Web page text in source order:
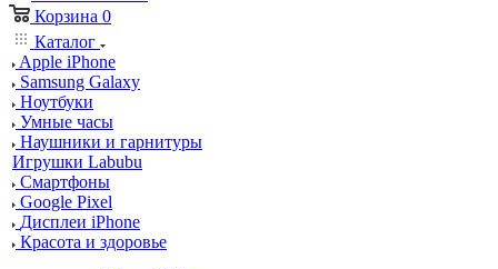
Корзина 0
Каталог
Apple iPhone
Samsung Galaxy
Ноутбуки
Умные часы
Наушники и гарнитуры
Игрушки Labubu
Смартфоны
Google Pixel
Дисплеи iPhone
Красота и здоровье